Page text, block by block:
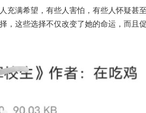
充满希望，有些人害怕，有些人怀疑甚
，这些选择不仅改变了她的命运，而且